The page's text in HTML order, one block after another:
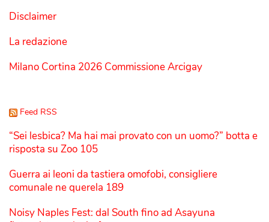
Disclaimer
La redazione
Milano Cortina 2026 Commissione Arcigay
Feed RSS
“Sei lesbica? Ma hai mai provato con un uomo?” botta e
risposta su Zoo 105
Guerra ai leoni da tastiera omofobi, consigliere
comunale ne querela 189
Noisy Naples Fest: dal South fino ad Asayuna